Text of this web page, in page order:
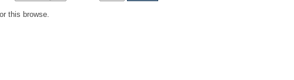
this browse.